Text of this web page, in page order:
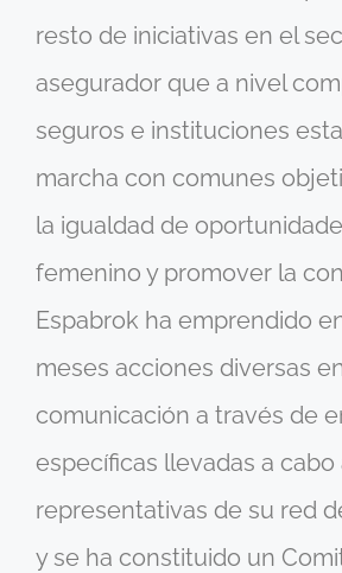
resto de iniciativas en el
asegurador que a nivel
seguros e instituciones
marcha con comunes
la igualdad de
femenino y promover la
Espabrok ha emprendido
meses acciones diversas
comunicación a través de
específicas llevadas a cabo
representativas de su red
y se ha constituido un